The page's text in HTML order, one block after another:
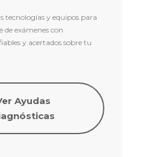
tecnologías y equipos para
de exámenes con
y acertados sobre tu
Ayudas